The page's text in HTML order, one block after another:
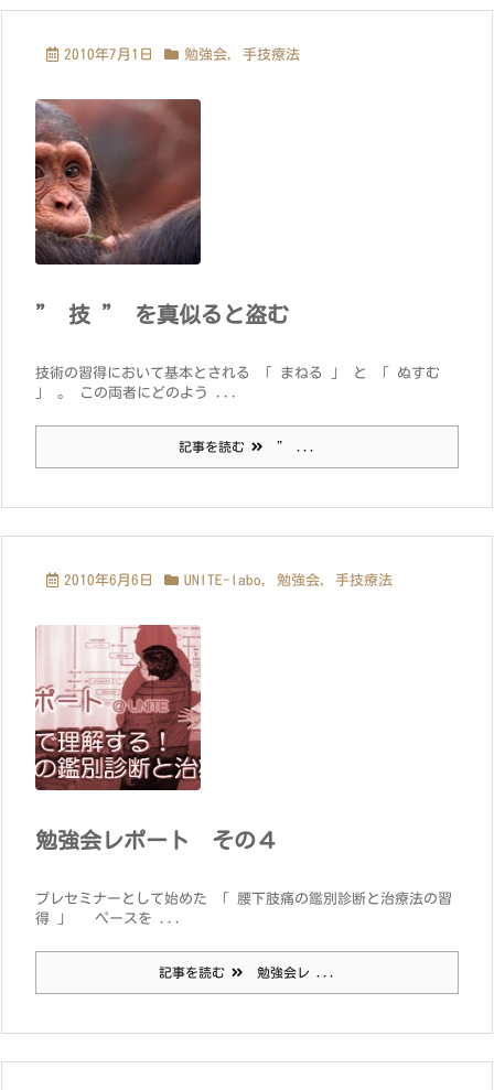
2010年7月1日 勉強会, 手技療法
” 技 ” を真似ると盗む
技術の習得において基本とされる 「 まねる 」 と 「 ぬすむ
」 。 この両者にどのよう ...
記事を読む ” ...
2010年6月6日 UNITE-labo, 勉強会, 手技療法
勉強会レポート その４
プレセミナーとして始めた 「 腰下肢痛の鑑別診断と治療法の習
得 」 ペースを ...
記事を読む 勉強会レ ...